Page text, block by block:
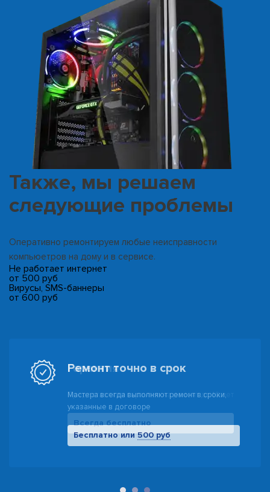
Также, мы решаем
следующие проблемы
Оперативно ремонтируем любые неисправности
компьюетров на дому и в сервисе.
Не работает интернет
от 500 руб
Вирусы, SMS-баннеры
от 600 руб
500 руб
Гарантия
Предоставляем гарантию на ремонт до 10 лет
Всегда бесплатно